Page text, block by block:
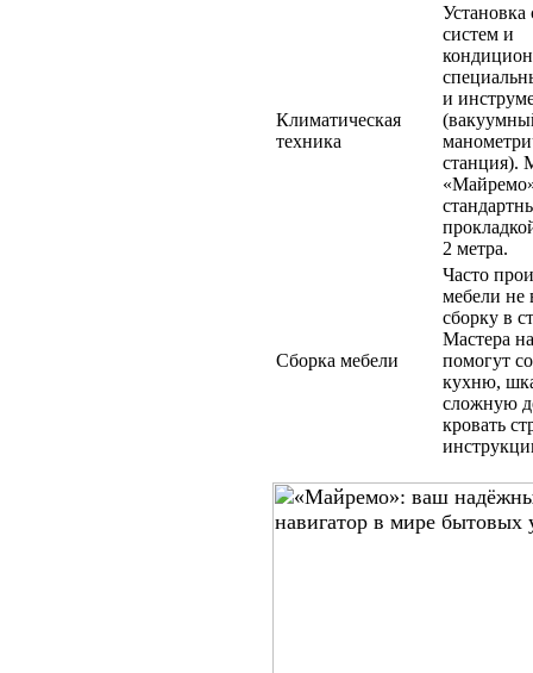
Климатическая
техника
Установка
систем и
и
станция).
2 метра.
Сборка мебели
Часто
мебели не
сборку в
Мастера
помогут
кухню,
сложную
кровать